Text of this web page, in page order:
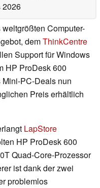
2026
Computer-
demThinkCentre
Support für Windows
HP ProDesk 600
PC-Deals nun
Preis erhältlich
LapStore
HP ProDesk 600
Quad-Core-Prozessor
ist dank der zwei
problemlos